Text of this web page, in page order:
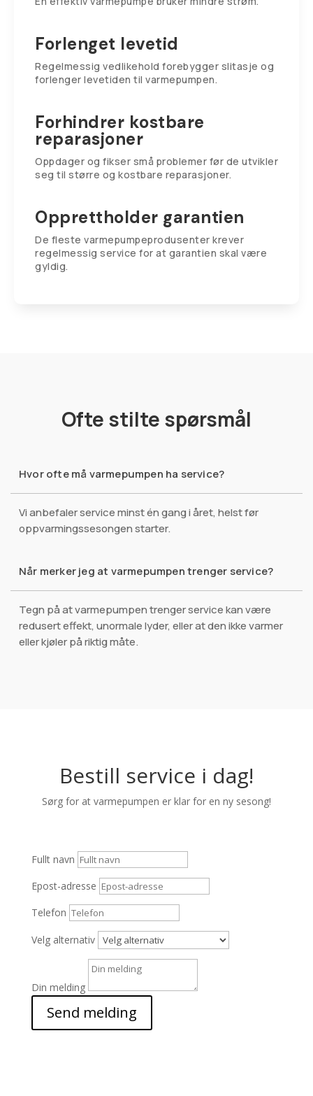
Forlenget levetid
Regelmessig vedlikehold forebygger slitasje og
forlenger levetiden til varmepumpen.
Forhindrer kostbare
reparasjoner
Oppdager og fikser små problemer før de utvikler
seg til større og kostbare reparasjoner.
Opprettholder garantien
De fleste varmepumpeprodusenter krever
regelmessig service for at garantien skal være
gyldig.
Ofte stilte spørsmål
Hvor ofte må varmepumpen ha service?
Vi anbefaler service minst én gang i året, helst før
oppvarmingssesongen starter.
Når merker jeg at varmepumpen trenger service?
Tegn på at varmepumpen trenger service kan være
redusert effekt, unormale lyder, eller at den ikke varmer
eller kjøler på riktig måte.
Bestill service i dag!
Sørg for at varmepumpen er klar for en ny sesong!
Fullt navn
Epost-adresse
Telefon
Velg alternativ
Din melding
Send melding